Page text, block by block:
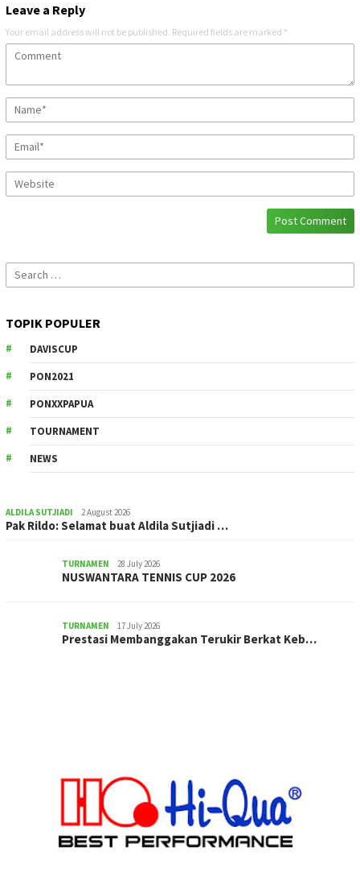
Leave a Reply
Your email address will not be published. Required fields are marked *
Search
for:
TOPIK POPULER
DAVISCUP
PON2021
PONXXPAPUA
TOURNAMENT
NEWS
ALDILA SUTJIADI 2 August 2026
Pak Rildo: Selamat buat Aldila Sutjiadi …
TURNAMEN 28 July 2026
NUSWANTARA TENNIS CUP 2026
TURNAMEN 17 July 2026
Prestasi Membanggakan Terukir Berkat Keb…